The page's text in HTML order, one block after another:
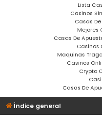
Lista
Casinos
Casas
Mejores
Casas De
Casinos
Maquinas
Casinos
Crypto
Casas De
Índice general